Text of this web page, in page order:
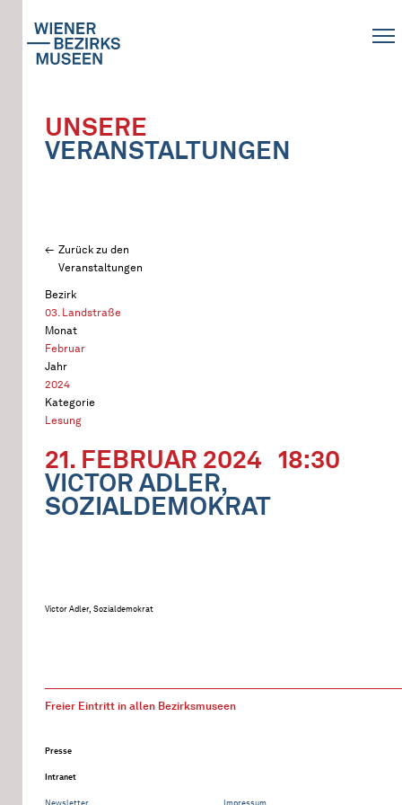
UNSERE
VERANSTALTUNGEN
Zurück zu den
Veranstaltungen
Bezirk
03. Landstraße
Monat
Februar
Jahr
2024
Kategorie
Lesung
21. FEBRUAR 2024 18:30
VICTOR ADLER,
SOZIALDEMOKRAT
Victor Adler, Sozialdemokrat
Freier Eintritt in allen Bezirksmuseen
Presse
Intranet
Newsletter Impressum